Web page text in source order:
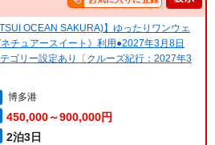
OCEAN SAKURA)】ゆったりワンウェ
チュアースイート》利用●2027年3月8日
ゴリー設定あり〔クルーズ紀行：2027年3
博多港
450,000～900,000円
2泊3日